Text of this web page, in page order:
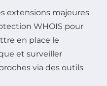
extensions majeures
WHOIS pour
en place le
et surveiller
via des outils